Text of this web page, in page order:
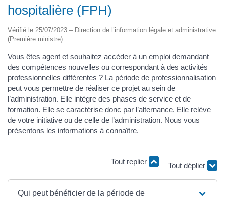
hospitalière (FPH)
Vérifié le 25/07/2023 – Direction de l’information légale et administrative
(Première ministre)
Vous êtes agent et souhaitez accéder à un emploi demandant
des compétences nouvelles ou correspondant à des activités
professionnelles différentes ? La période de professionnalisation
peut vous permettre de réaliser ce projet au sein de
l’administration. Elle intègre des phases de service et de
formation. Elle se caractérise donc par l’alternance. Elle relève
de votre initiative ou de celle de l’administration. Nous vous
présentons les informations à connaître.
Tout replier
Tout déplier
Qui peut bénéficier de la période de